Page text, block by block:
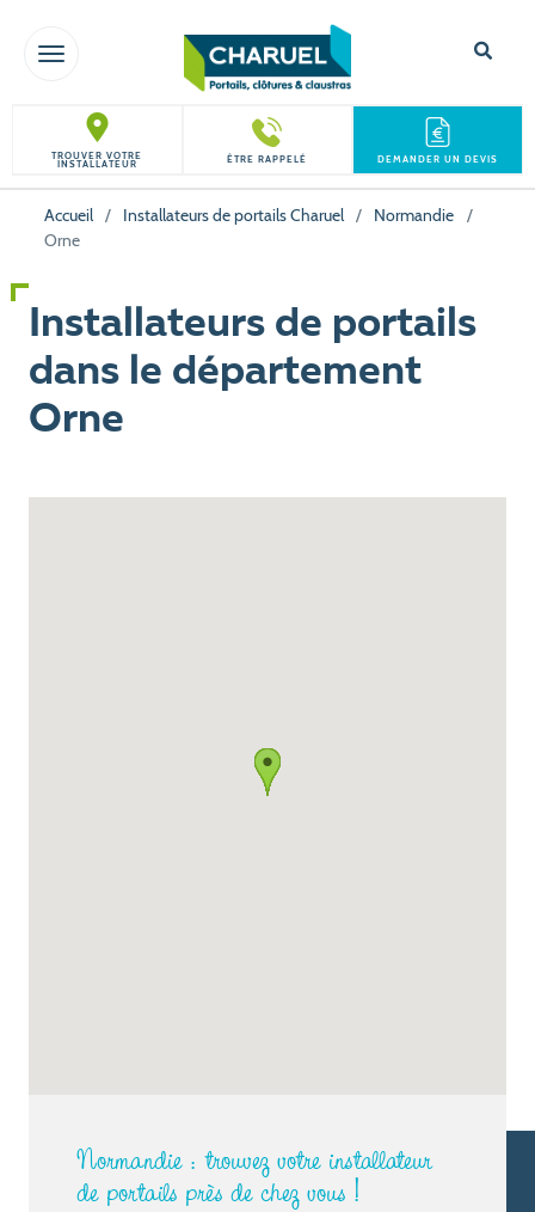
TOGGLE NAVIGATION
TROUVER VOTRE
INSTALLATEUR ÊTRE RAPPELÉ DEMANDER UN DEVIS
Accueil / Installateurs de portails Charuel / Normandie
/
Orne
Installateurs de portails
dans le département
Orne
Normandie : trouvez votre installateur
de portails près de chez vous !